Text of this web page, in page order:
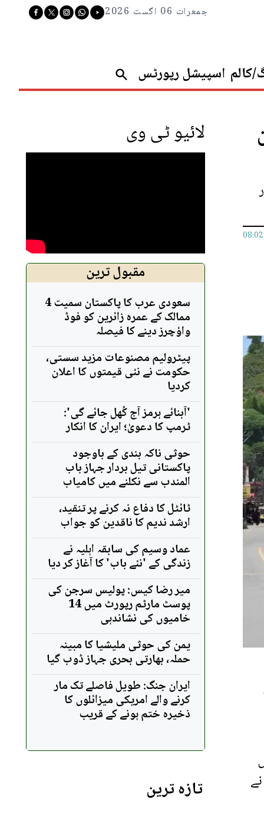
جمعرات 06 اگست 2026
کالم اسپیشل رپورٹس
لائیو ٹی وی
مقبول ترین
سعودی عرب کا پاکستان سمیت 4
ممالک کے عمرہ زائرین کو فوڈ
واؤچرز دینے کا فیصلہ
پیٹرولیم مصنوعات مزید سستی،
حکومت نے نئی قیمتوں کا اعلان
کردیا
'آبنائے ہرمز آج کُھل جائے گی':
ٹرمپ کا دعویٰ؛ ایران کا انکار
حوثی ناکہ بندی کے باوجود
پاکستانی تیل بردار جہاز باب
المندب سے نکلنے میں کامیاب
ٹائٹل کا دفاع نہ کرنے پر تنقید،
ارشد ندیم کا ناقدین کو جواب
عماد وسیم کی سابقہ اہلیہ نے
زندگی کے 'نئے باب' کا آغاز کر دیا
میر رضا کیس: پولیس سرجن کی
پوسٹ مارٹم رپورٹ میں 14
خامیوں کی نشاندہی
یمن کی حوثی ملیشیا کا مبینہ
حملہ، بھارتی بحری جہاز ڈوب گیا
ایران جنگ: طویل فاصلے تک مار
کرنے والے امریکی میزائلوں کا
ذخیرہ ختم ہونے کے قریب
تازہ ترین